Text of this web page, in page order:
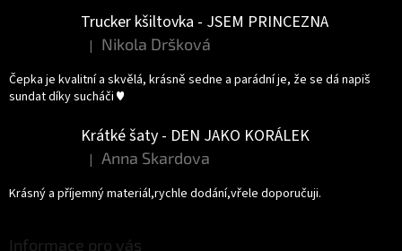
Trucker kšiltovka - JSEM PRINCEZNA
Hodnocení produktu je 5 z 5 hvězdiček.
| Nikola Dršková
Čepka je kvalitní a skvělá, krásně sedne a parádní je, že se dá napiš
sundat díky sucháči ♥️
Krátké šaty - DEN JAKO KORÁLEK
Hodnocení produktu je 5 z 5 hvězdiček.
| Anna Skardova
Krásný a příjemný materiál,rychle dodání,vřele doporučuji.
Informace pro vás